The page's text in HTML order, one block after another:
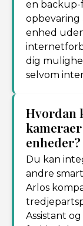
en backup-
opbevaring
enhed
dig
selvom
Hvordan
enheder?
Du kan
andre
Arlos
Assistant